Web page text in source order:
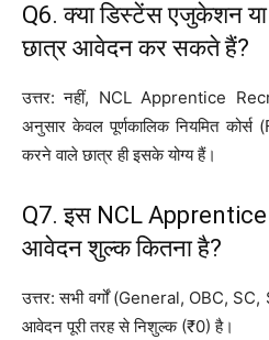
Q6. क्या डिस्टेंस एजुकेशन
छात्र आवेदन कर सकते हैं?
उत्तर: नहीं, NCL Apprentice
अनुसार केवल पूर्णकालिक नियमित
करने वाले छात्र ही इसके योग्य हैं।
Q7. इस NCL
आवेदन शुल्क कितना है?
उत्तर: सभी वर्गों (General, OBC, SC,
आवेदन पूरी तरह से निशुल्क (₹0) है।